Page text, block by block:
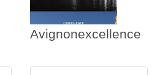
Avignonexcellence